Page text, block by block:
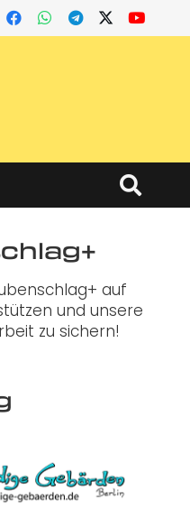
auf
und unsere
zu sichern!